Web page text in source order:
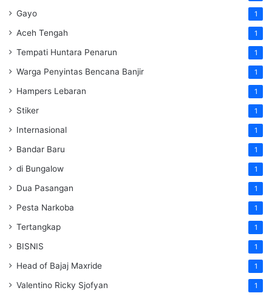
Gayo 1
Aceh Tengah 1
Tempati Huntara Penarun 1
Warga Penyintas Bencana Banjir 1
Hampers Lebaran 1
Stiker 1
Internasional 1
Bandar Baru 1
di Bungalow 1
Dua Pasangan 1
Pesta Narkoba 1
Tertangkap 1
BISNIS 1
Head of Bajaj Maxride 1
Valentino Ricky Sjofyan 1